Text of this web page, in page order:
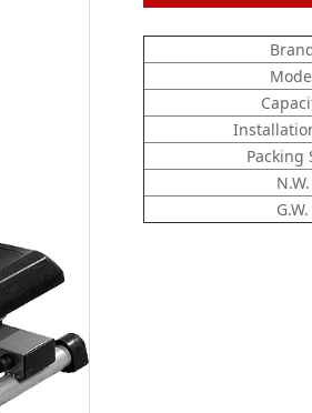
Packing
N.W.
G.W.